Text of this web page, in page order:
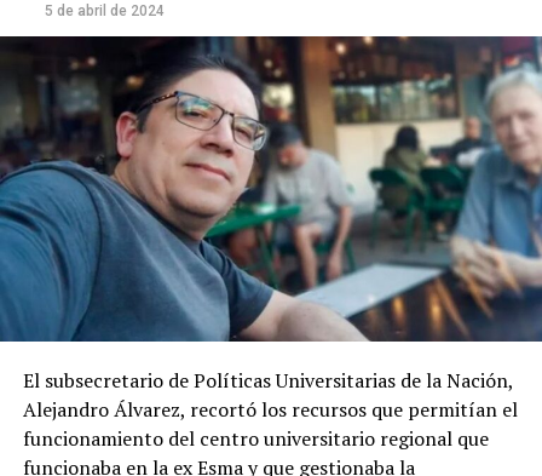
5 de abril de 2024
El subsecretario de Políticas Universitarias de la Nación,
Alejandro Álvarez, recortó los recursos que permitían el
funcionamiento del centro universitario regional que
funcionaba en la ex Esma y que gestionaba la